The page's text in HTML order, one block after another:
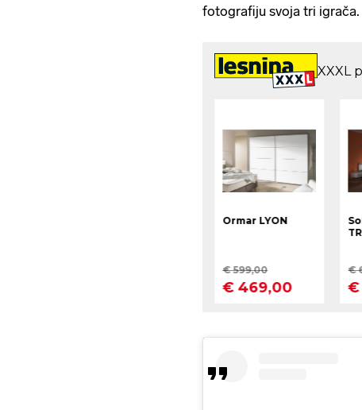
fotografiju svoja tri igrača.